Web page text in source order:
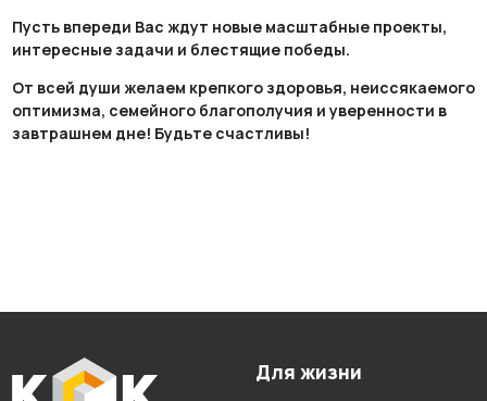
Пусть впереди Вас ждут новые масштабные проекты,
интересные задачи и блестящие победы.
От всей души желаем крепкого здоровья, неиссякаемого
оптимизма, семейного благополучия и уверенности в
завтрашнем дне! Будьте счастливы!
Для жизни